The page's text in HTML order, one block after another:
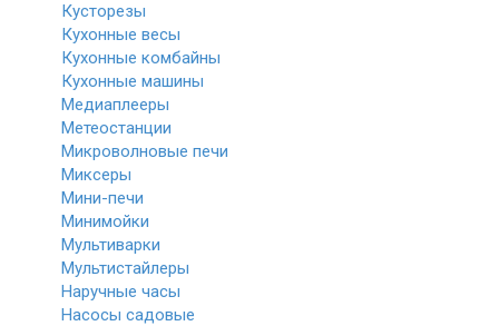
Кусторезы
Кухонные весы
Кухонные комбайны
Кухонные машины
Медиаплееры
Метеостанции
Микроволновые печи
Миксеры
Мини-печи
Минимойки
Мультиварки
Мультистайлеры
Наручные часы
Насосы садовые